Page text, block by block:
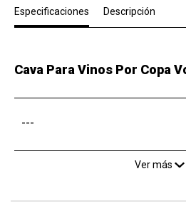
Especificaciones Descripción
Cava Para Vinos Por Copa
---
Ver más